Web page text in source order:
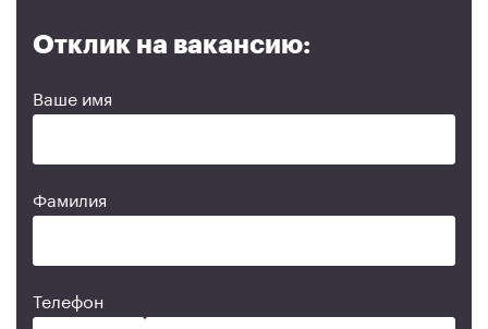
Отклик на вакансию:
Ваше имя
Фамилия
Телефон